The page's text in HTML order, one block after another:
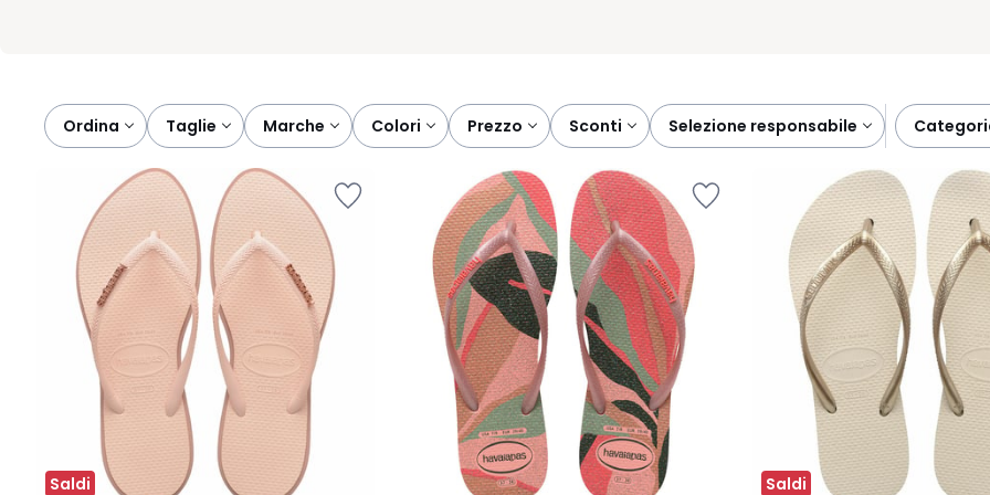
Ordina
taglie marche colori prezzo sconti selezione responsabile
Saldi Saldi